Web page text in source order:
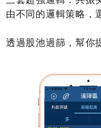
由不同的邏輯策略，
透過股池過篩，幫你